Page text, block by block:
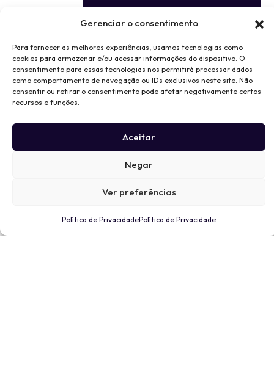
Gerenciar o consentimento
Para fornecer as melhores experiências, usamos tecnologias como
cookies para armazenar e/ou acessar informações do dispositivo. O
consentimento para essas tecnologias nos permitirá processar dados
como comportamento de navegação ou IDs exclusivos neste site. Não
consentir ou retirar o consentimento pode afetar negativamente certos
recursos e funções.
Aceitar
Negar
Ver preferências
Política de PrivacidadePolítica de Privacidade